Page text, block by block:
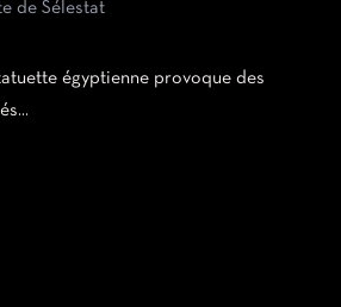
de Sélestat
égyptienne provoque des